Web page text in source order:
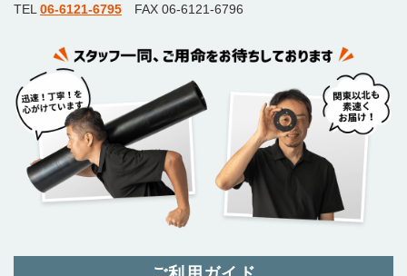
TEL 06-6121-6795 FAX 06-6121-6796